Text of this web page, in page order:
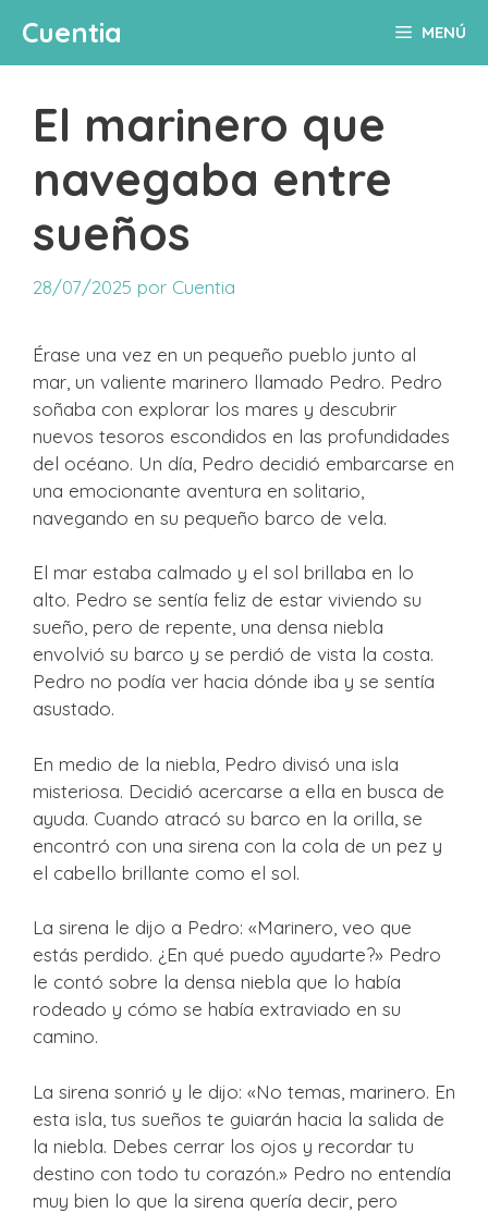
contenido
Cuentia MENÚ
El marinero que
navegaba entre
sueños
28/07/2025 por Cuentia
Érase una vez en un pequeño pueblo junto al
mar, un valiente marinero llamado Pedro. Pedro
soñaba con explorar los mares y descubrir
nuevos tesoros escondidos en las profundidades
del océano. Un día, Pedro decidió embarcarse en
una emocionante aventura en solitario,
navegando en su pequeño barco de vela.
El mar estaba calmado y el sol brillaba en lo
alto. Pedro se sentía feliz de estar viviendo su
sueño, pero de repente, una densa niebla
envolvió su barco y se perdió de vista la costa.
Pedro no podía ver hacia dónde iba y se sentía
asustado.
En medio de la niebla, Pedro divisó una isla
misteriosa. Decidió acercarse a ella en busca de
ayuda. Cuando atracó su barco en la orilla, se
encontró con una sirena con la cola de un pez y
el cabello brillante como el sol.
La sirena le dijo a Pedro: «Marinero, veo que
estás perdido. ¿En qué puedo ayudarte?» Pedro
le contó sobre la densa niebla que lo había
rodeado y cómo se había extraviado en su
camino.
La sirena sonrió y le dijo: «No temas, marinero. En
esta isla, tus sueños te guiarán hacia la salida de
la niebla. Debes cerrar los ojos y recordar tu
destino con todo tu corazón.» Pedro no entendía
muy bien lo que la sirena quería decir, pero